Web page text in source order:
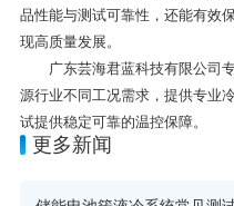
品性能与测试可靠性，还能有效
现高质量发展。
广东芸海君蓝科技有限公司专
源行业不同工况需求，提供专业
试提供稳定可靠的温控保障。
更多新闻